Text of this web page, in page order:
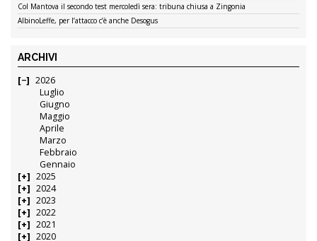
Col Mantova il secondo test mercoledì sera: tribuna chiusa a Zingonia
AlbinoLeffe, per l’attacco c’è anche Desogus
ARCHIVI
2026
Luglio
Giugno
Maggio
Aprile
Marzo
Febbraio
Gennaio
2025
2024
2023
2022
2021
2020